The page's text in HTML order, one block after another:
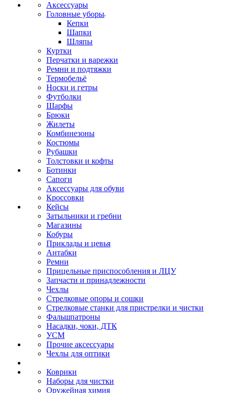
Аксессуары
Головные уборы
Кепки
Шапки
Шляпы
Куртки
Перчатки и варежки
Ремни и подтяжки
Термобельё
Носки и гетры
Футболки
Шарфы
Брюки
Жилеты
Комбинезоны
Костюмы
Рубашки
Толстовки и кофты
Ботинки
Сапоги
Аксессуары для обуви
Кроссовки
Кейсы
Затыльники и гребни
Магазины
Кобуры
Приклады и цевья
Антабки
Ремни
Прицельные приспособления и ЛЦУ
Запчасти и принадлежности
Чехлы
Стрелковые опоры и сошки
Стрелковые станки для пристрелки и чистки
Фальшпатроны
Насадки, чоки, ДТК
УСМ
Прочие аксессуары
Чехлы для оптики
Коврики
Наборы для чистки
Оружейная химия